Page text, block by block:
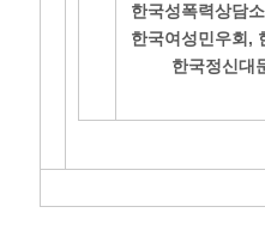
한국성폭력상담
한국여성민우회,
한국정신대